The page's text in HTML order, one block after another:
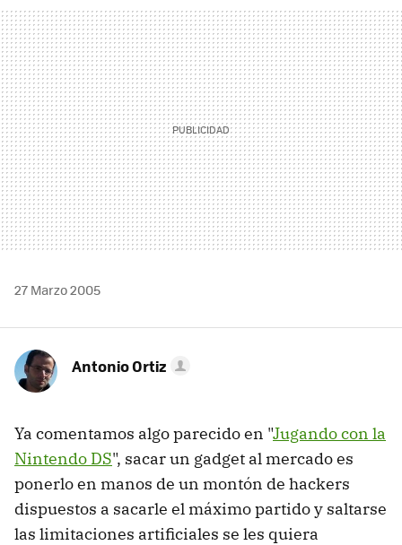
MAIL
27 Marzo 2005
Antonio Ortiz
Ya comentamos algo parecido en "Jugando con la
Nintendo DS", sacar un gadget al mercado es
ponerlo en manos de un montón de hackers
dispuestos a sacarle el máximo partido y saltarse
las limitaciones artificiales se les quiera